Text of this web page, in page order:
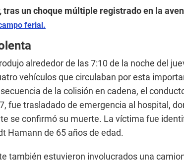
tras un choque múltiple registrado en la
ferial.
alrededor de las 7:10 de la noche del
vehículos que circulaban por esta
de la colisión en cadena, el
fue trasladado de emergencia al hospital,
se confirmó su muerte. La víctima fue
Hamann de 65 años de edad.
también estuvieron involucrados una